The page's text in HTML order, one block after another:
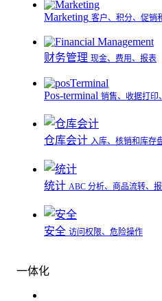
Marketing 客户、积分、促销
财务管理 现金、费用、报表
Pos-terminal 销售、收据打印
仓库会计 入库、核销和库存
统计 ABC 分析、商品流转、
安全 访问权限、危险操作
一体化